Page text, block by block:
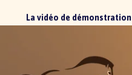
La vidéo de démonstration